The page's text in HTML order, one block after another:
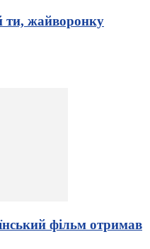
ти, жайворонку
фільм отримав